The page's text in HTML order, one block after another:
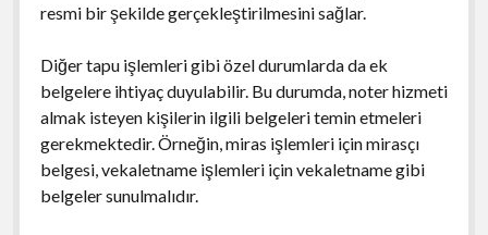
resmi bir şekilde gerçekleştirilmesini sağlar.
Diğer tapu işlemleri gibi özel durumlarda da ek
belgelere ihtiyaç duyulabilir. Bu durumda, noter hizmeti
almak isteyen kişilerin ilgili belgeleri temin etmeleri
gerekmektedir. Örneğin, miras işlemleri için mirasçı
belgesi, vekaletname işlemleri için vekaletname gibi
belgeler sunulmalıdır.